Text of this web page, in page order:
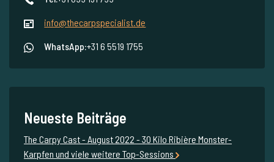
info@thecarpspecialist.de
WhatsApp:+31 6 5519 1755
Neueste Beiträge
The Carpy Cast - August 2022 - 30 Kilo Ribière Monster-
Karpfen und viele weitere Top-Sessions